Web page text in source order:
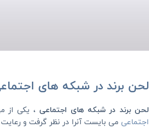
لحن برند در شبکه های
لحن برند در شبکه های اجتماعی ، یکی از
اجتماعی می بایست آنرا در نظر گرفت و